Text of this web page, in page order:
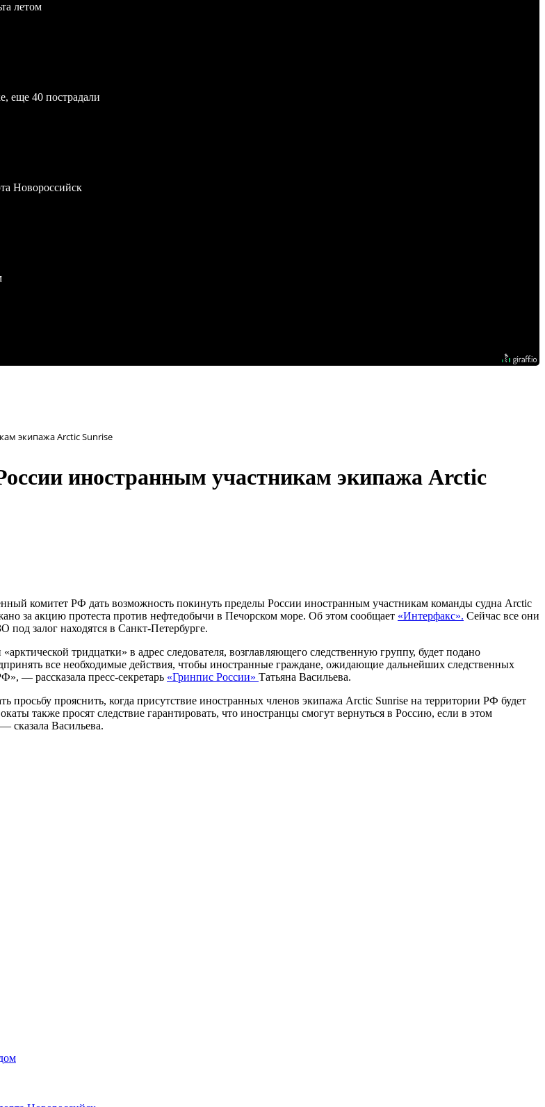
летом
еще 40 пострадали
Новороссийск
экипажа Arctic Sunrise
иностранным участникам экипажа Arctic
комитет РФ дать возможность покинуть пределы России иностранным участникам команды судна Arctic
за акцию протеста против нефтедобычи в Печорском море. Об этом сообщает «Интерфакс». Сейчас все они
под залог находятся в Санкт-Петербурге.
тридцатки» в адрес следователя, возглавляющего следственную группу, будет подано
все необходимые действия, чтобы иностранные граждане, ожидающие дальнейших следственных
— рассказала пресс-секретарь «Гринпис России» Татьяна Васильева.
просьбу прояснить, когда присутствие иностранных членов экипажа Arctic Sunrise на территории РФ будет
также просят следствие гарантировать, что иностранцы смогут вернуться в Россию, если в этом
сказала Васильева.